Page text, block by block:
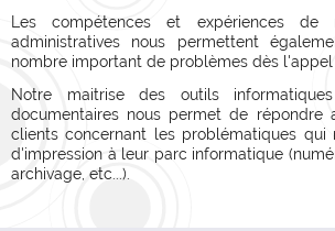
Les compétences et expériences de
administratives nous permettent
nombre important de problèmes dès l'appel
Notre maitrise des outils
documentaires nous permet de répondre
clients concernant les problématiques qui
d'impression à leur parc informatique
archivage, etc...).